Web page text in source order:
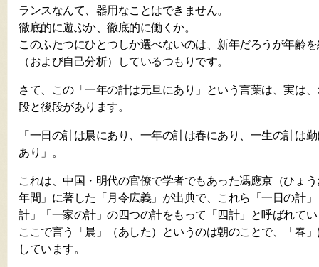
ランスなんて、器用なことはできません。
徹底的に遊ぶか、徹底的に働くか。
このふたつにひとつしか選べないのは、新年だろうが年齢
（および自己分析）しているつもりです。
さて、この「一年の計は元旦にあり」という言葉は、実は
段と後段があります。
「一日の計は晨にあり、一年の計は春にあり、一生の計は
あり」。
これは、中国・明代の官僚で学者でもあった馮應京（ひょ
年間」に著した「月令広義」が出典で、これら「一日の計
計」「一家の計」の四つの計をもって「四計」と呼ばれて
ここで言う「晨」（あした）というのは朝のことで、「春
しています。